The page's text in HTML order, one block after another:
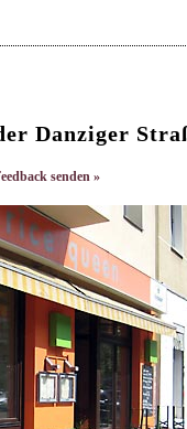
Danziger
senden »